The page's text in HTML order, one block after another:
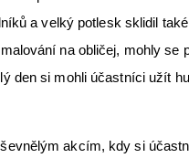
a velký potlesk sklidil
na obličej, mohly se
den si mohli účastníci užít
akcím, kdy si